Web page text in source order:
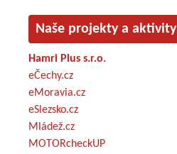
Naše projekty a aktivity
Hamri Plus s.r.o.
eČechy.cz
eMoravia.cz
eSlezsko.cz
Mládež.cz
MOTORcheckUP